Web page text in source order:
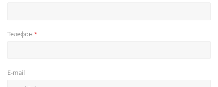
Телефон *
E-mail